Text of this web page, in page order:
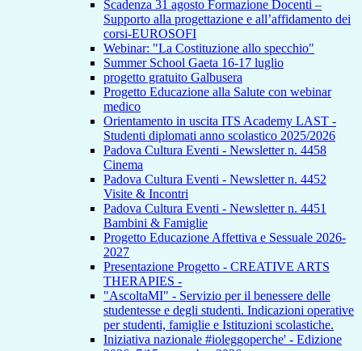
Scadenza 31 agosto Formazione Docenti –
Supporto alla progettazione e all’affidamento dei
corsi-EUROSOFI
Webinar: "La Costituzione allo specchio"
Summer School Gaeta 16-17 luglio
progetto gratuito Galbusera
Progetto Educazione alla Salute con webinar
medico
Orientamento in uscita ITS Academy LAST -
Studenti diplomati anno scolastico 2025/2026
Padova Cultura Eventi - Newsletter n. 4458
Cinema
Padova Cultura Eventi - Newsletter n. 4452
Visite & Incontri
Padova Cultura Eventi - Newsletter n. 4451
Bambini & Famiglie
Progetto Educazione Affettiva e Sessuale 2026-
2027
Presentazione Progetto - CREATIVE ARTS
THERAPIES -
"AscoltaMI" - Servizio per il benessere delle
studentesse e degli studenti. Indicazioni operative
per studenti, famiglie e Istituzioni scolastiche.
Iniziativa nazionale #ioleggoperche' - Edizione